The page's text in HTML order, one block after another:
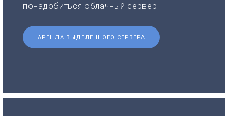
понадобиться облачный сервер.
АРЕНДА ВЫДЕЛЕННОГО СЕРВЕРА